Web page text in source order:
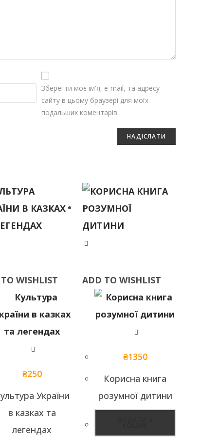
Зберегти моє ім'я, e-mail, та адресу
сайту в цьому браузері для моїх
подальших коментарів.
WISHLIST
₴250
України
в казках та
легендах
ADD TO WISHLIST
₴1350
Корисна книга
розумної дитини